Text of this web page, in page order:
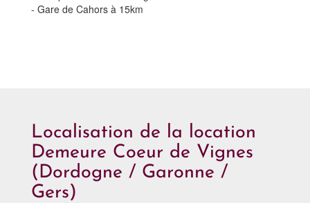
- Gare de Cahors à 15km
Localisation de la location
Demeure Coeur de Vignes
(Dordogne / Garonne /
Gers)